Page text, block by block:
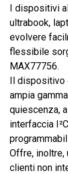
I dispositivi
ultrabook,
evolvere
flessibile
MAX77756.
Il dispositivo
ampia
quiescenza,
interfaccia
Offre, inoltre,
clienti non